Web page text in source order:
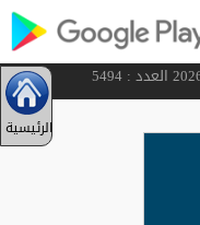
الرئيسية